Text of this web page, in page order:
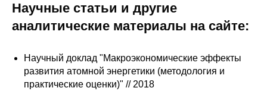
Противодействие коррупции
Публикации
Научные статьи и другие
аналитические материалы на сайте:
Научный доклад "Макроэкономические эффекты
развития атомной энергетики (методология и
практические оценки)" // 2018